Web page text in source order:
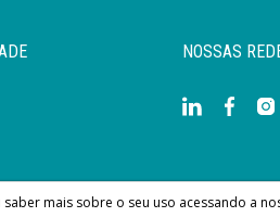
NOSSAS
mais sobre o seu uso acessando a